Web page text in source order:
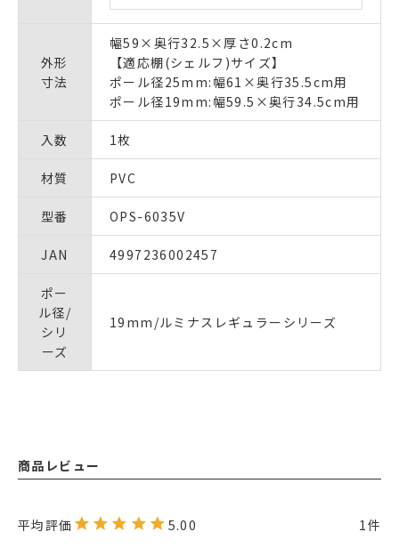
外形
寸法
幅59×奥行32.5×厚さ0.2cm
【適応棚(シェルフ)サイズ】
ポール径25mm:幅61×奥行35.5cm用
ポール径19mm:幅59.5×奥行34.5cm用
入数 1枚
材質 PVC
型番 OPS-6035V
JAN 4997236002457
ポー
ル径/
シリ
ーズ
19mm/ルミナスレギュラーシリーズ
商品レビュー
5.00 1